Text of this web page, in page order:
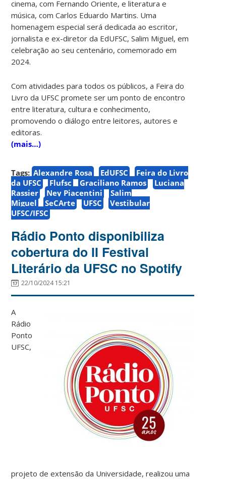
cinema, com Fernando Oriente, e literatura e
música, com Carlos Eduardo Martins. Uma
homenagem especial será dedicada ao escritor,
jornalista e ex-diretor da EdUFSC, Salim Miguel, em
celebração ao seu centenário, comemorado em
2024.
Com atividades para todos os públicos, a Feira do
Livro da UFSC promete ser um ponto de encontro
entre literatura, cultura e conhecimento,
promovendo o diálogo entre leitores, autores e
editoras.
(mais…)
Tags: Alexandre Rosa EdUFSC
Feira do Livro
da UFSC
Flufsc Graciliano Ramos
Luciana
Rassier
Ney Piacentini
Salim
Miguel
SeCArte UFSC
Vestibular
UFSC/IFSC
Rádio Ponto disponibiliza
cobertura do II Festival
Literário da UFSC no Spotify
22/10/2024 15:21
A
Rádio
Ponto
UFSC,
projeto de extensão da Universidade, realizou uma